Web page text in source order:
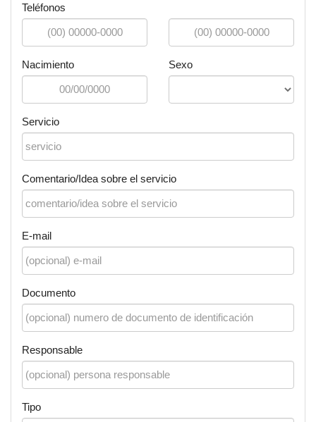
Teléfonos
Nacimiento Sexo
Servicio
Comentario/Idea sobre el servicio
E-mail
Documento
Responsable
Tipo